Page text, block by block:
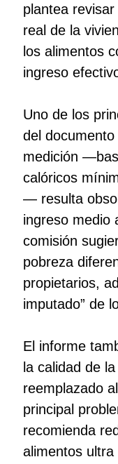
plantea
real de la
los alimentos
ingreso
Uno de los
del
medición
calóricos
— resulta
ingreso medio
comisión
pobreza
propietarios,
imputado” de
El informe
la calidad de
reemplazado
principal
recomienda
alimentos